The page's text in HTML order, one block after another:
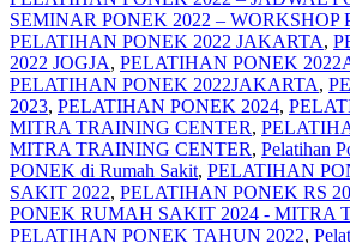
SEMINAR PONEK 2022 – WORKSHOP
PELATIHAN PONEK 2022 JAKARTA,
2022 JOGJA, PELATIHAN PONEK
PELATIHAN PONEK 2022JAKARTA,
2023, PELATIHAN PONEK 2024,
MITRA TRAINING CENTER,
MITRA TRAINING CENTER, Pelatihan
PONEK di Rumah Sakit, PELATIHAN
SAKIT 2022, PELATIHAN PONEK RS
PONEK RUMAH SAKIT 2024 - MITRA
PELATIHAN PONEK TAHUN 2022,